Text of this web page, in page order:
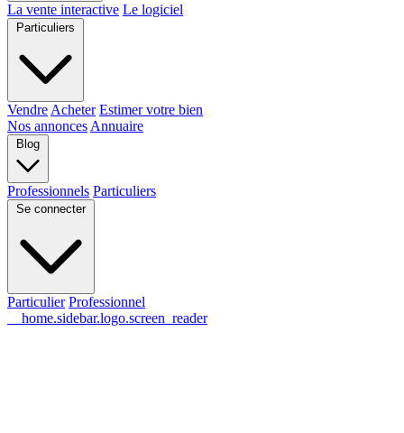
La vente interactive Le logiciel
Particuliers
Vendre Acheter Estimer votre bien
Nos annonces Annuaire
Blog
Professionnels Particuliers
Se connecter
Particulier Professionnel
__home.sidebar.logo.screen_reader